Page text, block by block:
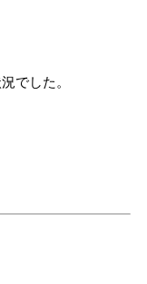
でした。